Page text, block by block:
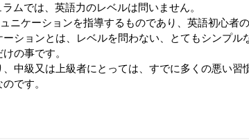
ムでは、英語力のレベルは問いません。
ニケーションを指導するものであり、英語初心者
ションとは、レベルを問わない、とてもシンプル
の事です。
中級又は上級者にとっては、すでに多くの悪い習
です。